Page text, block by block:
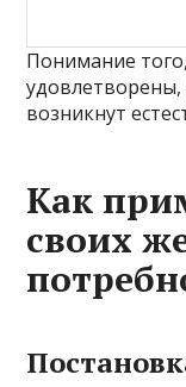
Понимание
возникнут
Как
своих